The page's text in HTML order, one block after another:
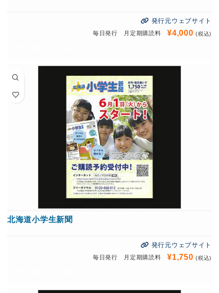
発行元ウェブサイト
毎日発行 月定期購読料¥4,000 (税込)
北海道小学生新聞
発行元ウェブサイト
毎日発行 月定期購読料¥1,750 (税込)